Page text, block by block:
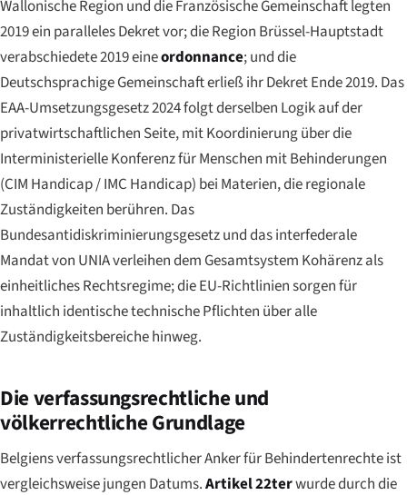
Wallonische Region und die Französische Gemeinschaft legten
2019 ein paralleles Dekret vor; die Region Brüssel-Hauptstadt
verabschiedete 2019 eineordonnance; und die
Deutschsprachige Gemeinschaft erließ ihr Dekret Ende 2019. Das
EAA-Umsetzungsgesetz 2024 folgt derselben Logik auf der
privatwirtschaftlichen Seite, mit Koordinierung über die
Interministerielle Konferenz für Menschen mit Behinderungen
(CIM Handicap/IMC Handicap) bei Materien, die regionale
Zuständigkeiten berühren. Das
Bundesantidiskriminierungsgesetz und das interfederale
Mandat von UNIA verleihen dem Gesamtsystem Kohärenz als
einheitliches Rechtsregime; die EU-Richtlinien sorgen für
inhaltlich identische technische Pflichten über alle
Zuständigkeitsbereiche hinweg.
Die verfassungsrechtliche und
völkerrechtliche Grundlage
Belgiens verfassungsrechtlicher Anker für Behindertenrechte ist
vergleichsweise jungen Datums.Artikel 22terwurde durch die